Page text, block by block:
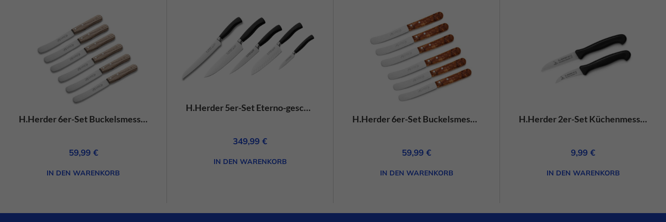
H.Herder 6er-Set Buckelsmesser/Frühstücksmesser Eisbuche Handabzug – rostfrei
59,99 €
IN DEN WARENKORB
H.Herder 5er-Set Eterno-geschmiedet PPN schwarz: Gemüsemesser, Kochmesser, Brotmesser, Santoku, Universalmesser
349,99 €
IN DEN WARENKORB
H.Herder 6er-Set Buckelsmesser/Frühstücksmesser Olivenholz Handabzug – rostfrei
59,99 €
IN DEN WARENKORB
H.Herder 2er-Set Küchenmesser PPN schwarz gebogen/gerade-rostfrei
9,99 €
IN DEN WARENKORB
Datenschutzerklärung